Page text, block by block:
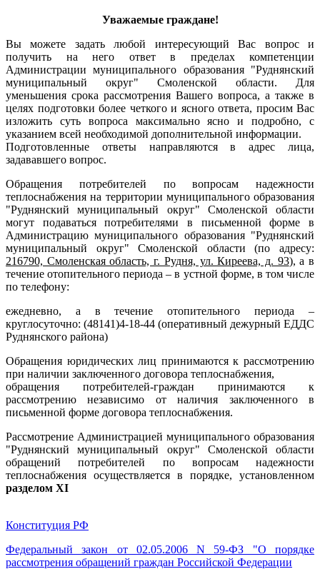
Уважаемые граждане!
Вы можете задать любой интересующий Вас вопрос и
получить на него ответ в пределах компетенции
Администрации муниципального образования "Руднянский
муниципальный округ" Смоленской области. Для
уменьшения срока рассмотрения Вашего вопроса, а также в
целях подготовки более четкого и ясного ответа, просим Вас
изложить суть вопроса максимально ясно и подробно, с
указанием всей необходимой дополнительной информации.
Подготовленные ответы направляются в адрес лица,
задававшего вопрос.
Обращения потребителей по вопросам надежности
теплоснабжения на территории муниципального образования
"Руднянский муниципальный округ" Смоленской области
могут подаваться потребителями в письменной форме в
Администрацию муниципального образования "Руднянский
муниципальный округ" Смоленской области (по адресу:
216790, Смоленская область, г. Рудня, ул. Киреева, д. 93), а в
течение отопительного периода – в устной форме, в том числе
по телефону:
ежедневно, а в течение отопительного периода –
круглосуточно: (48141)4-18-44 (оперативный дежурный ЕДДС
Руднянского района)
Обращения юридических лиц принимаются к рассмотрению
при наличии заключенного договора теплоснабжения,
обращения потребителей-граждан принимаются к
рассмотрению независимо от наличия заключенного в
письменной форме договора теплоснабжения.
Рассмотрение Администрацией муниципального образования
"Руднянский муниципальный округ" Смоленской области
обращений потребителей по вопросам надежности
теплоснабжения осуществляется в порядке, установленном
разделом XI
Конституция РФ
Федеральный закон от 02.05.2006 N 59-ФЗ "О порядке
рассмотрения обращений граждан Российской Федерации